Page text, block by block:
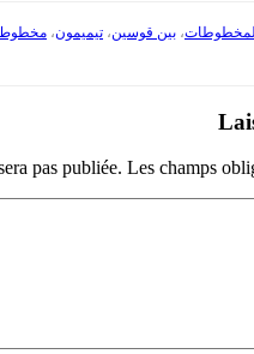
المخطوطات، بين قوسين، تيميمون،
pas publiée. Les champs